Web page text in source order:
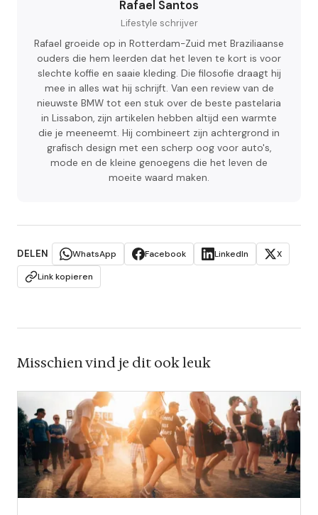
Rafael Santos
Lifestyle schrijver
Rafael groeide op in Rotterdam-Zuid met Braziliaanse
ouders die hem leerden dat het leven te kort is voor
slechte koffie en saaie kleding. Die filosofie draagt hij
mee in alles wat hij schrijft. Van een review van de
nieuwste BMW tot een stuk over de beste pastelaria
in Lissabon, zijn artikelen hebben altijd een warmte
die je meeneemt. Hij combineert zijn achtergrond in
grafisch design met een scherp oog voor auto's,
mode en de kleine genoegens die het leven de
moeite waard maken.
DELEN WhatsApp Facebook LinkedIn
X
Link kopieren
Misschien vind je dit ook leuk